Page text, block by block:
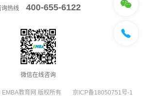
询热线 400-655-6122
微信在线咨询
教育网 版权所有 京ICP备18050751号-1